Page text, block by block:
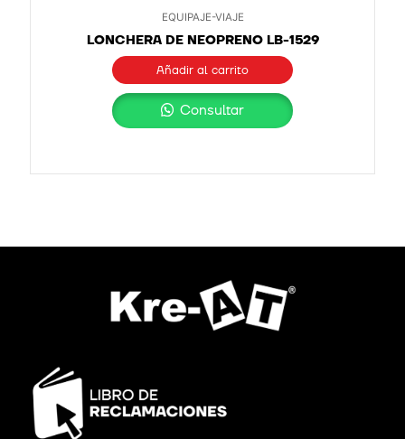
EQUIPAJE-VIAJE
LONCHERA DE NEOPRENO LB-1529
Añadir al carrito
Consultar